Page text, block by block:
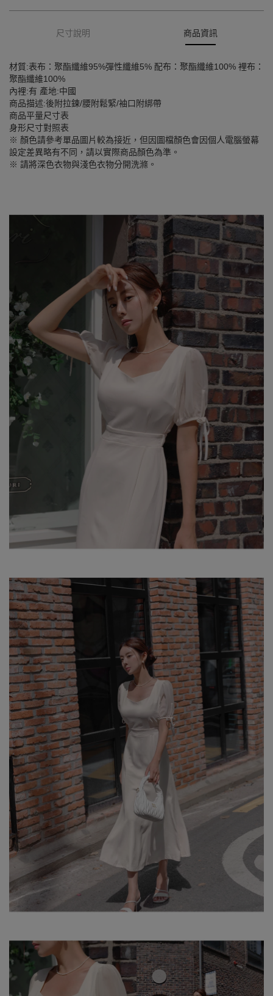
尺寸說明 商品資訊
SEE MORE
材質:表布：聚酯纖維95%彈性纖維5% 配布：聚酯纖維100% 裡布：
聚酯纖維100%
內裡:有 產地:中國
商品描述:後附拉鍊/腰附鬆緊/袖口附綁帶
商品平量尺寸表
身形尺寸對照表
※ 顏色請參考單品圖片較為接近，但因圖檔顏色會因個人電腦螢幕
設定差異略有不同，請以實際商品顏色為準。
※ 請將深色衣物與淺色衣物分開洗滌。